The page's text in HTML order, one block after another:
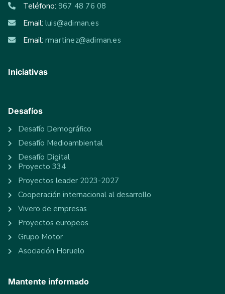
Teléfono: 967 48 76 08
Email: luis@adiman.es
Email: rmartinez@adiman.es
Iniciativas
Desafíos
Desafío Demográfico
Desafío Medioambiental
Desafío Digital
Proyecto 334
Proyectos leader 2023-2027
Cooperación internacional al desarrollo
Vivero de empresas
Proyectos europeos
Grupo Motor
Asociación Horuelo
Mantente informado